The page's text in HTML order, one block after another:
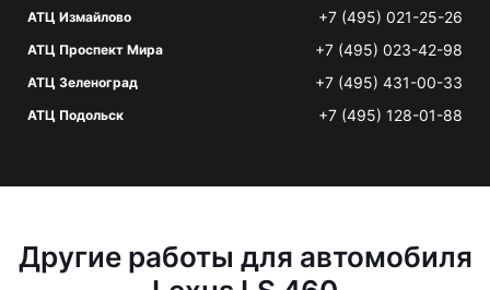
АТЦ Измайлово +7 (495) 021-25-26
АТЦ Проспект Мира +7 (495) 023-42-98
АТЦ Зеленоград +7 (495) 431-00-33
АТЦ Подольск +7 (495) 128-01-88
Другие работы для автомобиля